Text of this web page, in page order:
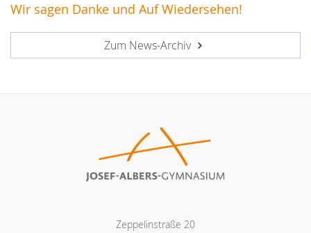
Wir sagen Danke und Auf Wiedersehen!
Zum News-Archiv
Zeppelinstraße 20